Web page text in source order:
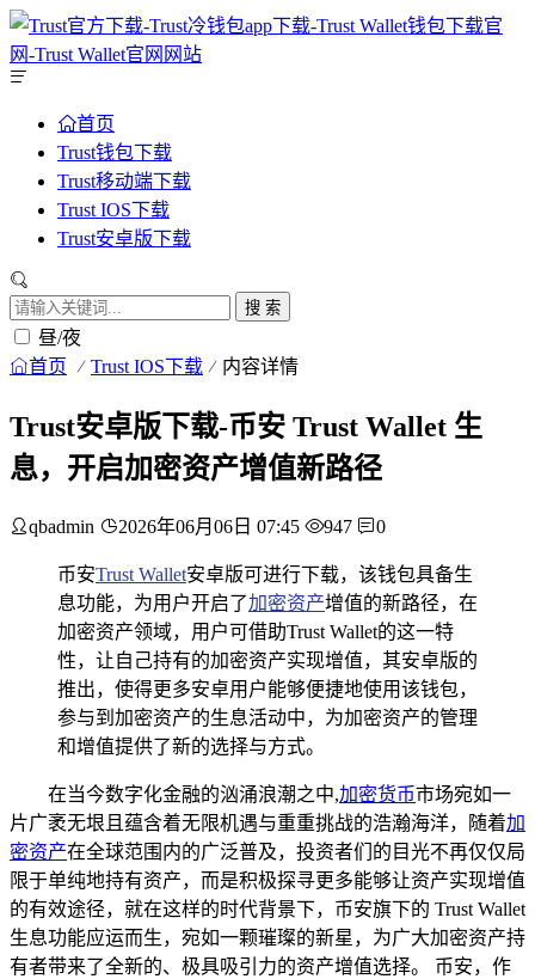
首页
Trust钱包下载
Trust移动端下载
Trust IOS下载
Trust安卓版下载
搜 索
昼/夜
首页 Trust IOS下载 内容详情
Trust安卓版下载-币安 Trust Wallet 生
息，开启加密资产增值新路径
qbadmin 2026年06月06日 07:45 947 0
币安Trust Wallet安卓版可进行下载，该钱包具备生
息功能，为用户开启了加密资产增值的新路径，在
加密资产领域，用户可借助Trust Wallet的这一特
性，让自己持有的加密资产实现增值，其安卓版的
推出，使得更多安卓用户能够便捷地使用该钱包，
参与到加密资产的生息活动中，为加密资产的管理
和增值提供了新的选择与方式。
在当今数字化金融的汹涌浪潮之中,加密货币市场宛如一
片广袤无垠且蕴含着无限机遇与重重挑战的浩瀚海洋，随着加
密资产在全球范围内的广泛普及，投资者们的目光不再仅仅局
限于单纯地持有资产，而是积极探寻更多能够让资产实现增值
的有效途径，就在这样的时代背景下，币安旗下的 Trust Wallet
生息功能应运而生，宛如一颗璀璨的新星，为广大加密资产持
有者带来了全新的、极具吸引力的资产增值选择。 币安，作